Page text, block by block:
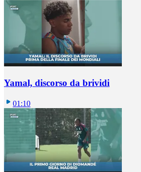
Yamal, discorso da brividi
01:10